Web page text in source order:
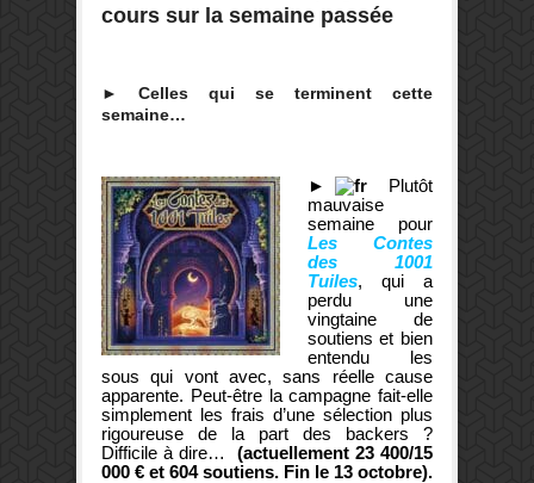
cours sur la semaine passée
► Celles qui se terminent cette
semaine…
►
Plutôt
mauvaise
semaine pour
Les Contes
des 1001
Tuiles, qui a
perdu une
vingtaine de
soutiens et bien
entendu les
sous qui vont avec, sans réelle cause
apparente. Peut-être la campagne fait-elle
simplement les frais d’une sélection plus
rigoureuse de la part des backers ?
Difficile à dire…
(actuellement 23 400/15
000 € et 604 soutiens. Fin le 13 octobre).